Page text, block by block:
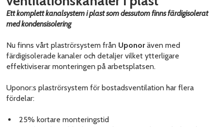
Ett komplett kanalsystem i plast som dessutom finns färdigisolerat
med kondensisolering
Nu finns vårt plaströrsystem från Uponoräven med
färdigisolerade kanaler och detaljer vilket ytterligare
effektiviserar monteringen på arbetsplatsen.
Uponor:s plaströrsystem för bostadsventilation har flera
fördelar:
25% kortare monteringstid